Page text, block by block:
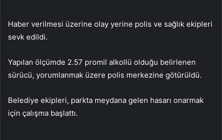
Haber verilmesi üzerine olay yerine polis ve sağlık ekipleri
sevk edildi.
Yapılan ölçümde 2.57 promil alkollü olduğu belirlenen
sürücü, yorumlanmak üzere polis merkezine götürüldü.
Belediye ekipleri, parkta meydana gelen hasarı onarmak
için çalışma başlattı.